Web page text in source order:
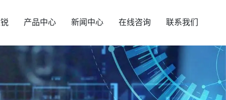
产品中心 新闻中心 在线咨询 联系我们